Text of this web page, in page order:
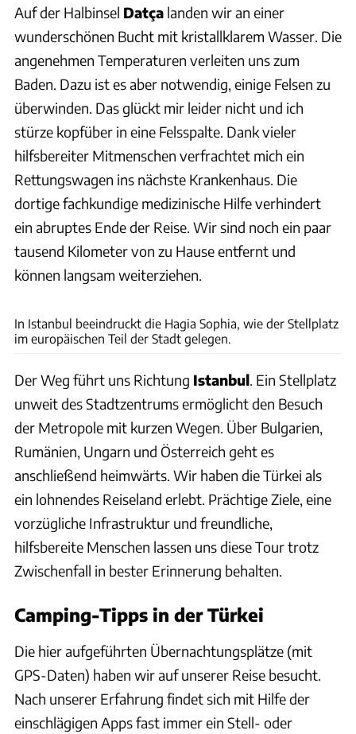
Auf der Halbinsel Datça landen wir an einer
wunderschönen Bucht mit kristallklarem Wasser. Die
angenehmen Temperaturen verleiten uns zum
Baden. Dazu ist es aber notwendig, einige Felsen zu
überwinden. Das glückt mir leider nicht und ich
stürze kopfüber in eine Felsspalte. Dank vieler
hilfsbereiter Mitmenschen verfrachtet mich ein
Rettungswagen ins nächste Krankenhaus. Die
dortige fachkundige medizinische Hilfe verhindert
ein abruptes Ende der Reise. Wir sind noch ein paar
tausend Kilometer von zu Hause entfernt und
können langsam weiterziehen.
In Istanbul beeindruckt die Hagia Sophia, wie der Stellplatz
im europäischen Teil der Stadt gelegen.
Der Weg führt uns Richtung Istanbul. Ein Stellplatz
unweit des Stadtzentrums ermöglicht den Besuch
der Metropole mit kurzen Wegen. Über Bulgarien,
Rumänien, Ungarn und Österreich geht es
anschließend heimwärts. Wir haben die Türkei als
ein lohnendes Reiseland erlebt. Prächtige Ziele, eine
vorzügliche Infrastruktur und freundliche,
hilfsbereite Menschen lassen uns diese Tour trotz
Zwischenfall in bester Erinnerung behalten.
Camping-Tipps in der Türkei
Die hier aufgeführten Übernachtungsplätze (mit
GPS-Daten) haben wir auf unserer Reise besucht.
Nach unserer Erfahrung findet sich mit Hilfe der
einschlägigen Apps fast immer ein Stell- oder